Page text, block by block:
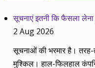
सूचनाएं इतनी कि फैसला
2 Aug 2026
सूचनाओं की भरमार है।
मुश्किल। हाल-फिलहाल